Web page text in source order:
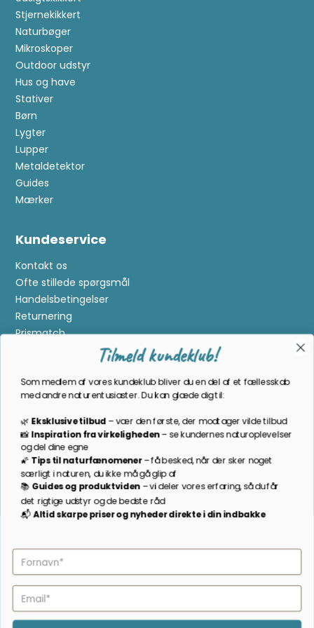
Stjernekikkert
Naturbøger
Mikroskoper
Outdoor udstyr
Hus og have
Stativer
Børn
Lygter
Lupper
Metaldetektor
Guides
Mærker
Kundeservice
Kontakt os
Ofte stillede spørgsmål
Handelsbetingelser
Returnering
Prismatch
Om Kikkertland
Bliv en del af kundeklubben
Som medlem bliver du opdateret på nyheder, månedens
prisbasker, spændende kampagner og meget mere!
TILMELD NYHEDSBREV
2026 © Kikkertland.
Tilmeld kundeklub!
Som medlem af vores kundeklub bliver du en del af et fællesskab
med andre naturentusiaster. Du kan glæde dig til:
🌿 Eksklusive tilbud –vær den første, der modtager vilde tilbud
📸Inspirationfravirkeligheden– sekundernesnaturoplevelser
ogdel dine egne
🌠 Tipstilnaturfænomener–fåbesked,når der sker noget
særligt inaturen, duikke mågåglipaf
📚 Guidesog produktviden –videlervoreserfaring,sådufår
det rigtige udstyr ogdebedste råd
📬Altid skarpe priserognyhederdirekteidinindbakke